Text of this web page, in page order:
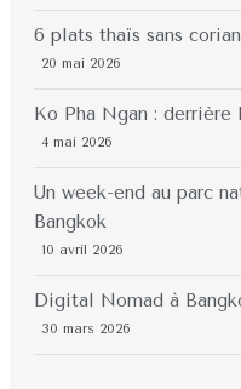
6 plats thaïs sans
20 mai 2026
Ko Pha Ngan :
4 mai 2026
Un week-end au parc
Bangkok
10 avril 2026
Digital Nomad à
30 mars 2026